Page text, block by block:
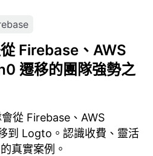
Firebase、AWS
遷移的團隊強勢之
從 Firebase、AWS
到 Logto。認識收費、靈活
真實案例。